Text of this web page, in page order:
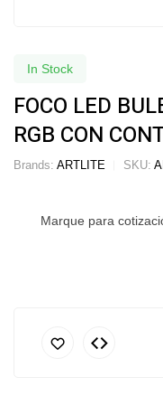
In Stock
FOCO LED
RGB CON
Brands: ARTLITE SKU:
Marque para